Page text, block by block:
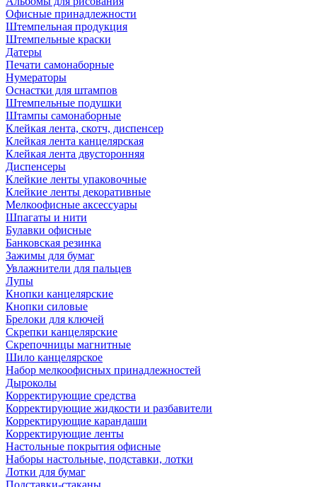
Офисные принадлежности
Штемпельная продукция
Штемпельные краски
Датеры
Печати самонаборные
Нумераторы
Оснастки для штампов
Штемпельные подушки
Штампы самонаборные
Клейкая лента, скотч, диспенсер
Клейкая лента канцелярская
Клейкая лента двусторонняя
Диспенсеры
Клейкие ленты упаковочные
Клейкие ленты декоративные
Мелкоофисные аксессуары
Шпагаты и нити
Булавки офисные
Банковская резинка
Зажимы для бумаг
Увлажнители для пальцев
Лупы
Кнопки канцелярские
Кнопки силовые
Брелоки для ключей
Скрепки канцелярские
Скрепочницы магнитные
Шило канцелярское
Набор мелкоофисных принадлежностей
Дыроколы
Корректирующие средства
Корректирующие жидкости и разбавители
Корректирующие карандаши
Корректирующие ленты
Настольные покрытия офисные
Наборы настольные, подставки, лотки
Лотки для бумаг
Подставки-стаканы